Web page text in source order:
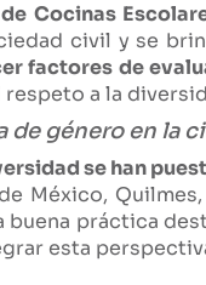
Cocinas
civil y se
factores de
a la
de género en la
se han
México,
práctica
esta